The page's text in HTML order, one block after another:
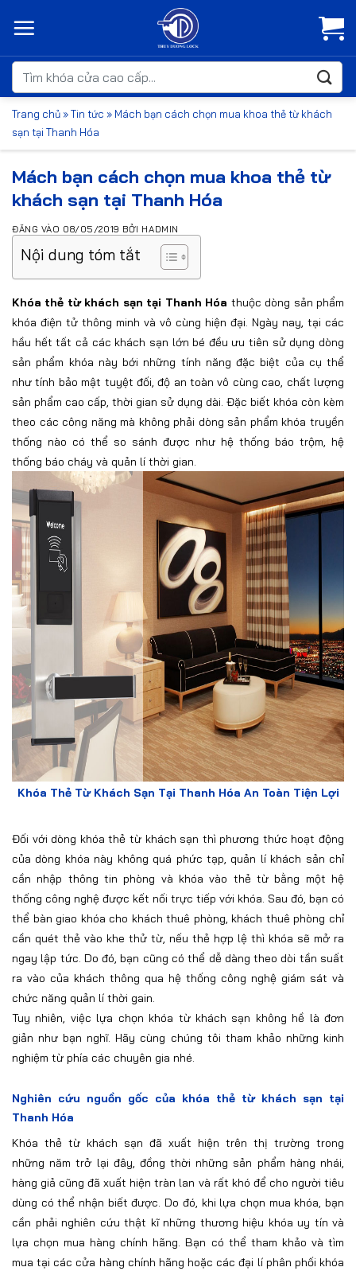
qua
dungTìm
kiếm:
Trang chủ »Tin tức » Mách bạn cách chọn mua khoa thẻ từ khách
sạn tại Thanh Hóa
Mách bạn cách chọn mua khoa thẻ từ
khách sạn tại Thanh Hóa
ĐĂNG VÀO 08/05/2019 BỞI HADMIN
Nội dung tóm tắt
Khóa thẻ từ khách sạn tại Thanh Hóa thuộc dòng sản phẩm
khóa điện tử thông minh và vô cùng hiện đại. Ngày nay, tại các
hầu hết tất cả các khách sạn lớn bé đều ưu tiên sử dụng dòng
sản phẩm khóa này bới những tính năng đặc biệt của cụ thể
như tính bảo mật tuyệt đối, độ an toàn vô cùng cao, chất lượng
sản phẩm cao cấp, thời gian sử dụng dài. Đặc biết khóa còn kèm
theo các công năng mà không phải dòng sản phẩm khóa truyền
thống nào có thể so sánh được như hệ thống báo trộm, hệ
thống báo cháy và quản lí thời gian.
Khóa Thẻ Từ Khách Sạn Tại Thanh Hóa An Toàn Tiện Lợi
Đối với dòng khóa thẻ từ khách sạn thì phương thức hoạt động
của dòng khóa này không quá phức tạp, quản lí khách sản chỉ
cần nhập thông tin phòng và khóa vào thẻ từ bằng một hệ
thống công nghệ được kết nối trực tiếp với khóa. Sau đó, bạn có
thể bàn giao khóa cho khách thuê phòng, khách thuê phòng chỉ
cần quét thẻ vào khe thử từ, nếu thẻ hợp lệ thì khóa sẽ mở ra
ngay lập tức. Do đó, bạn cũng có thể dễ dàng theo dòi tần suất
ra vào của khách thông qua hệ thống công nghệ giám sát và
chức năng quản lí thời gain.
Tuy nhiên, việc lựa chọn khóa từ khách sạn không hề là đơn
giản như bạn nghĩ. Hãy cùng chúng tôi tham khảo những kinh
nghiệm từ phía các chuyên gia nhé.
Nghiên cứu nguồn gốc của khóa thẻ từ khách sạn tại
Thanh Hóa
Khóa thẻ từ khách sạn đã xuất hiện trên thị trường trong
những năm trở lại đây, đồng thời những sản phẩm hàng nhái,
hàng giả cũng đã xuất hiện tràn lan và rất khó để cho người tiêu
dùng có thể nhận biết được. Do đó, khi lựa chọn mua khóa, bạn
cần phải nghiên cứu thật kĩ những thương hiệu khóa uy tín và
lựa chọn mua hàng chính hãng. Bạn có thể tham khảo và tìm
mua tại các cửa hàng chính hãng hoặc các đại lí phân phối khóa